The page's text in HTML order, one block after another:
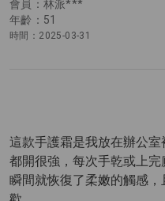
會員：林派***
年齡：51
時間：2025-03-31
這款手護霜是我放在辦公
都開很強，每次手乾或上完
瞬間就恢復了柔嫩的觸感